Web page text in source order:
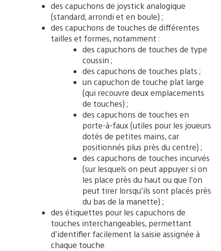
des capuchons de joystick analogique
(standard, arrondi et en boule) ;
des capuchons de touches de différentes
tailles et formes, notamment :
des capuchons de touches de type
coussin ;
des capuchons de touches plats ;
un capuchon de touche plat large
(qui recouvre deux emplacements
de touches) ;
des capuchons de touches en
porte-à-faux (utiles pour les joueurs
dotés de petites mains, car
positionnés plus près du centre) ;
des capuchons de touches incurvés
(sur lesquels on peut appuyer si on
les place près du haut ou que l’on
peut tirer lorsqu’ils sont placés près
du bas de la manette) ;
des étiquettes pour les capuchons de
touches interchangeables, permettant
d’identifier facilement la saisie assignée à
chaque touche.